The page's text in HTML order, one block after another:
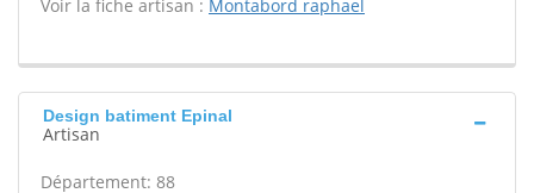
Voir la fiche artisan : Montabord raphael
Design batiment Epinal
Artisan
Département: 88